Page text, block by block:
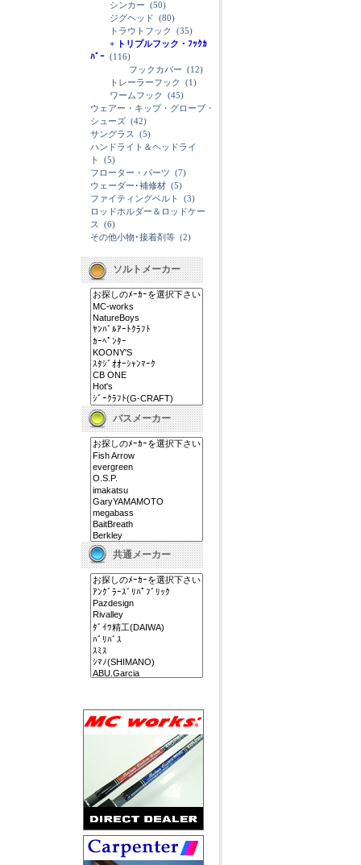
シンカー (50)
ジグヘッド (80)
トラウトフック
(35)
+ トリプルフック・ﾌｯｸｶ
ﾊﾞｰ (116)
フックカバー (12)
トレーラーフック
(1)
ワームフック
(45)
ウェアー・キップ・グローブ・
シューズ (42)
サングラス
(5)
ハンドライト＆ヘッドライ
ト
(5)
フローター・パーツ (7)
ウェーダー･補修材 (5)
ファイティングベルト
(3)
ロッドホルダー＆ロッドケー
ス
(6)
その他小物･接着剤等 (2)
ソルトメーカー
バスメーカー
共通メーカー